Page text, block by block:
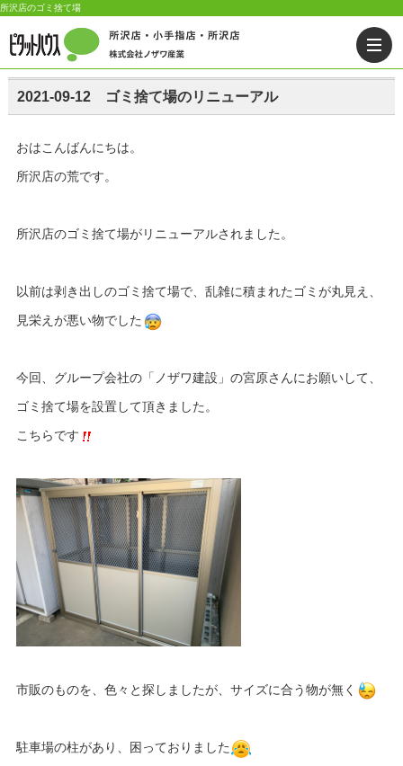
所沢店のゴミ捨て場
2021-09-12 ゴミ捨て場のリニューアル
おはこんばんにちは。
所沢店の荒です。
所沢店のゴミ捨て場がリニューアルされました。
以前は剥き出しのゴミ捨て場で、乱雑に積まれたゴミが丸見え、
見栄えが悪い物でした
今回、グループ会社の「ノザワ建設」の宮原さんにお願いして、
ゴミ捨て場を設置して頂きました。
こちらです
市販のものを、色々と探しましたが、サイズに合う物が無く
駐車場の柱があり、困っておりました